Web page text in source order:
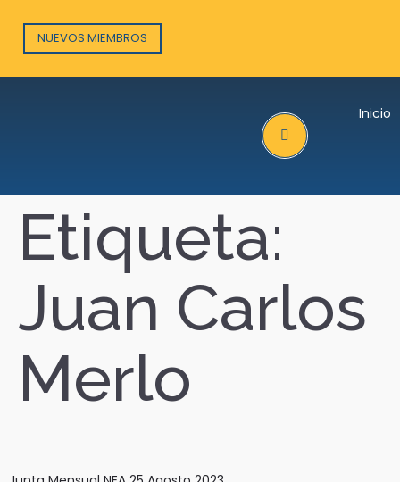
NUEVOS MIEMBROS
Inicio
Search
Etiqueta:
Juan Carlos
Merlo